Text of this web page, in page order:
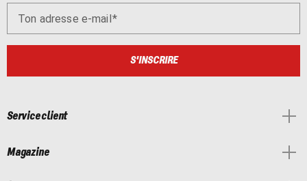
Ton adresse e-mail
S'INSCRIRE
Service client
Magazine